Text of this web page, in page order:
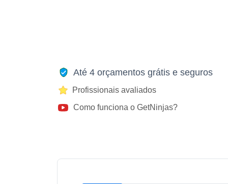
Até 4 orçamentos grátis e seguros
Profissionais avaliados
Como funciona o GetNinjas?